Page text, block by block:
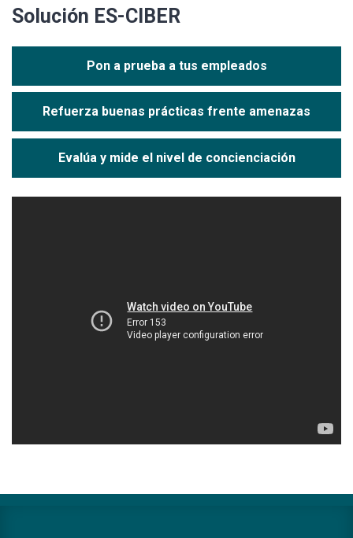
Solución ES-CIBER
Pon a prueba a tus empleados
Refuerza buenas prácticas frente amenazas
Evalúa y mide el nivel de concienciación